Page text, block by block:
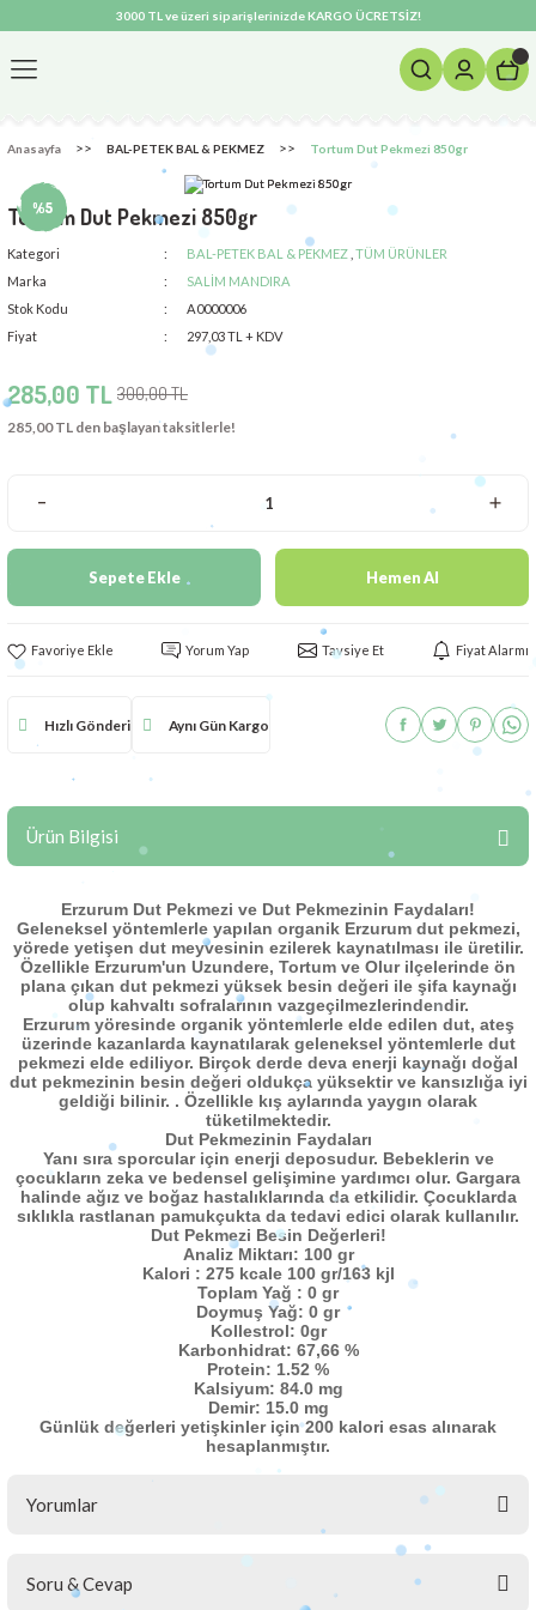
3000 TL ve üzeri siparişlerinizde KARGO ÜCRETSİZ!
Anasayfa BAL-PETEK BAL & PEKMEZ Tortum Dut Pekmezi 850gr
%5
Tortum Dut Pekmezi 850gr
Kategori BAL-PETEK BAL & PEKMEZ TÜM ÜRÜNLER
Marka
SALİM MANDIRA
Stok Kodu
A0000006
Fiyat
297,03 TL + KDV
285,00 TL 300,00 TL
285,00 TL den başlayan taksitlerle!
Sepete Ekle Hemen Al
Yorum Yap Tavsiye Et Fiyat Alarmı
Hızlı Gönderi Aynı Gün Kargo
Ürün Bilgisi
Erzurum Dut Pekmezi ve Dut Pekmezinin Faydaları!
Geleneksel yöntemlerle yapılan organik Erzurum dut pekmezi,
yörede yetişen dut meyvesinin ezilerek kaynatılması ile üretilir.
Özellikle Erzurum'un Uzundere, Tortum ve Olur ilçelerinde ön
plana çıkan dut pekmezi yüksek besin değeri ile şifa kaynağı
olup kahvaltı sofralarının vazgeçilmezlerindendir.
Erzurum yöresinde organik yöntemlerle elde edilen dut, ateş
üzerinde kazanlarda kaynatılarak geleneksel yöntemlerle dut
pekmezi elde ediliyor. Birçok derde deva enerji kaynağı doğal
dut pekmezinin besin değeri oldukça yüksektir ve kansızlığa iyi
geldiği bilinir. . Özellikle kış aylarında yaygın olarak
tüketilmektedir.
Dut Pekmezinin Faydaları
Yanı sıra sporcular için enerji deposudur. Bebeklerin ve
çocukların zeka ve bedensel gelişimine yardımcı olur. Gargara
halinde ağız ve boğaz hastalıklarında da etkilidir. Çocuklarda
sıklıkla rastlanan pamukçukta da tedavi edici olarak kullanılır.
Dut Pekmezi Besin Değerleri!
Analiz Miktarı: 100 gr
Kalori : 275 kcale 100 gr/163 kjl
Toplam Yağ : 0 gr
Doymuş Yağ: 0 gr
Kollestrol: 0gr
Karbonhidrat: 67,66 %
Protein: 1.52 %
Kalsiyum: 84.0 mg
Demir: 15.0 mg
Günlük değerleri yetişkinler için 200 kalori esas alınarak
hesaplanmıştır.
Yorumlar
Soru & Cevap